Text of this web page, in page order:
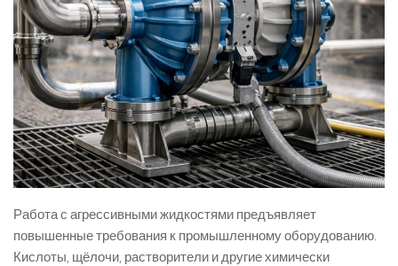
Работа с агрессивными жидкостями предъявляет
повышенные требования к промышленному оборудованию.
Кислоты, щёлочи, растворители и другие химически